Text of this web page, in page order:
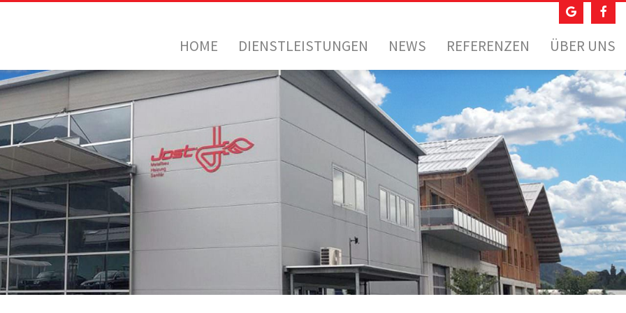
HOME DIENSTLEISTUNGEN NEWS REFERENZEN ÜBER UNS